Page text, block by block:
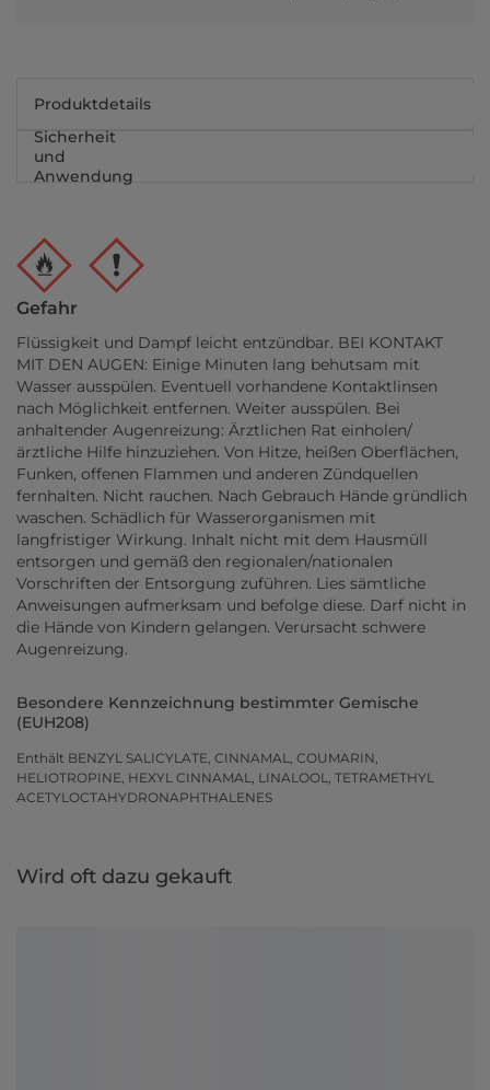
Produktdetails
Sicherheit
und
Anwendung
Gefahr
Flüssigkeit und Dampf leicht entzündbar. BEI KONTAKT
MIT DEN AUGEN: Einige Minuten lang behutsam mit
Wasser ausspülen. Eventuell vorhandene Kontaktlinsen
nach Möglichkeit entfernen. Weiter ausspülen. Bei
anhaltender Augenreizung: Ärztlichen Rat einholen/
ärztliche Hilfe hinzuziehen. Von Hitze, heißen Oberflächen,
Funken, offenen Flammen und anderen Zündquellen
fernhalten. Nicht rauchen. Nach Gebrauch Hände gründlich
waschen. Schädlich für Wasserorganismen mit
langfristiger Wirkung. Inhalt nicht mit dem Hausmüll
entsorgen und gemäß den regionalen/nationalen
Vorschriften der Entsorgung zuführen. Lies sämtliche
Anweisungen aufmerksam und befolge diese. Darf nicht in
die Hände von Kindern gelangen. Verursacht schwere
Augenreizung.
Besondere Kennzeichnung bestimmter Gemische
(EUH208)
Enthält BENZYL SALICYLATE, CINNAMAL, COUMARIN,
HELIOTROPINE, HEXYL CINNAMAL, LINALOOL, TETRAMETHYL
ACETYLOCTAHYDRONAPHTHALENES
Wird oft dazu gekauft